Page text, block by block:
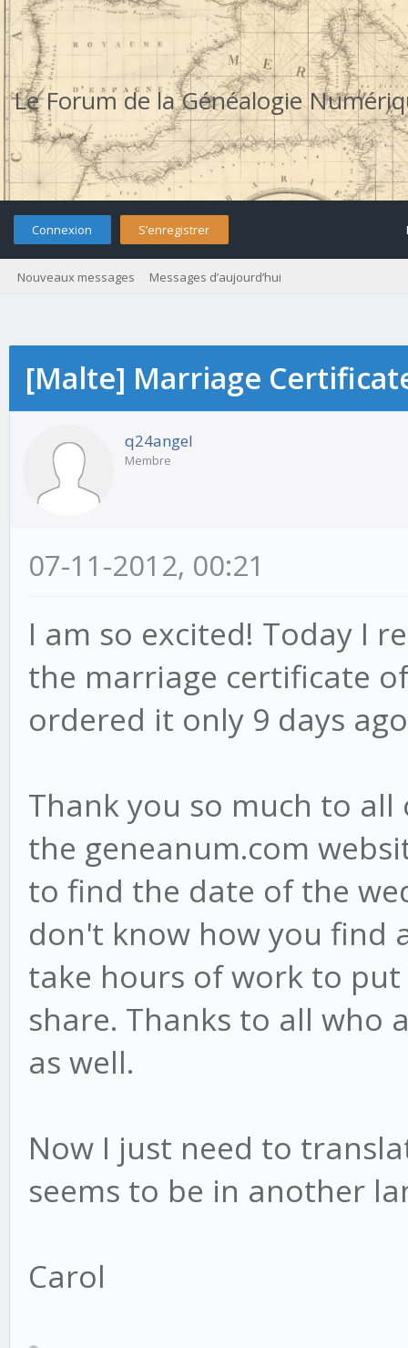
Le Forum de la Généalogie
Connexion S’enregistrer
Nouveaux messages Messages d’aujourd’hui
[Malte] Marriage
q24angel
Membre
07-11-2012, 00:21
I am so excited! Today I
the marriage certificate
ordered it only 9 days
Thank you so much to
the geneanum.com
to find the date of the
don't know how you
take hours of work to
share. Thanks to all who
as well.
Now I just need to
seems to be in another
Carol